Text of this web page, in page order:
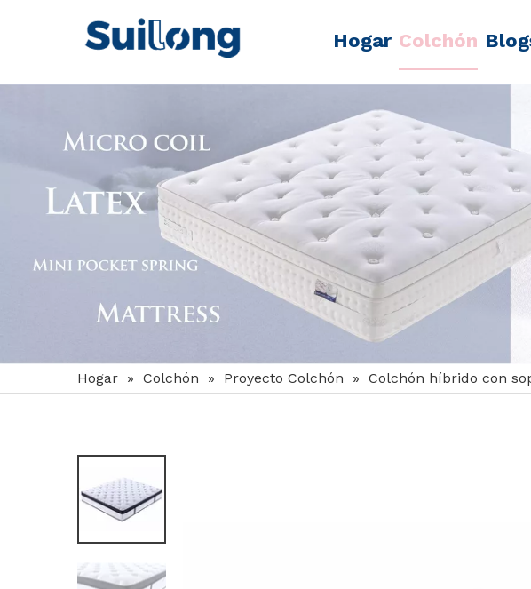
Hogar Colchón
Hogar » Colchón » Proyecto Colchón » Colchón híbrido con